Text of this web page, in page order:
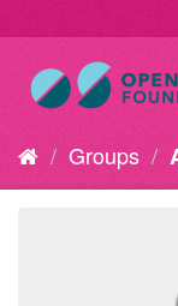
Groups